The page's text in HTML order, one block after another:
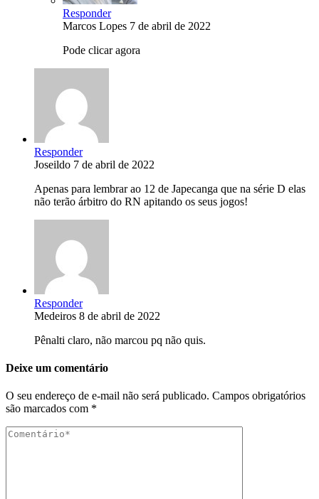
Responder
Marcos Lopes 7 de abril de 2022
Pode clicar agora
Responder
Joseildo 7 de abril de 2022
Apenas para lembrar ao 12 de Japecanga que na série D elas
não terão árbitro do RN apitando os seus jogos!
Responder
Medeiros 8 de abril de 2022
Pênalti claro, não marcou pq não quis.
Deixe um comentário
O seu endereço de e-mail não será publicado. Campos obrigatórios
são marcados com *